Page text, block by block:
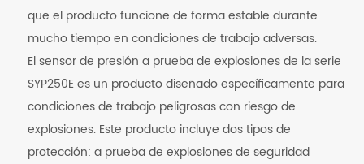
que el producto funcione de forma estable durante
mucho tiempo en condiciones de trabajo adversas.
El sensor de presión a prueba de explosiones de la serie
SYP250E es un producto diseñado específicamente para
condiciones de trabajo peligrosas con riesgo de
explosiones. Este producto incluye dos tipos de
protección: a prueba de explosiones de seguridad